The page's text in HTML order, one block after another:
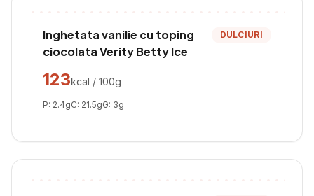
Inghetata vanilie cu toping
ciocolata Verity Betty Ice
DULCIURI
123kcal / 100g
P: 2.4gC: 21.5gG: 3g